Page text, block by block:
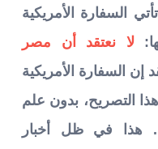
السفارة الأمريكية
لا نعتقد أن مصر
إن السفارة الأمريكية
التصريح، بدون علم
هذا في ظل أخبار